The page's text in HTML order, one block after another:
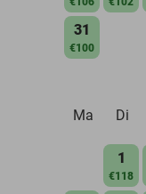
31
€100
Ma
Di
1
€118